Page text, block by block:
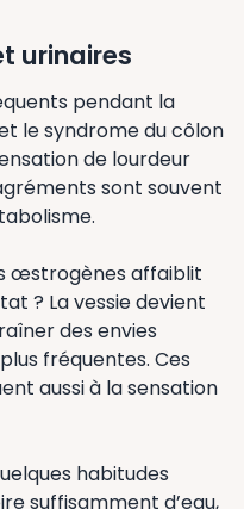
urinaires
pendant la
le syndrome du côlon
de lourdeur
sont souvent
œstrogènes affaiblit
? La vessie devient
des envies
fréquentes. Ces
aussi à la sensation
habitudes
suffisamment d’eau,